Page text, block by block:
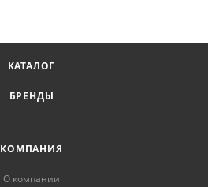
КАТАЛОГ
БРЕНДЫ
КОМПАНИЯ
О компании